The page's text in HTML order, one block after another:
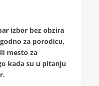
izbor bez obzira
za porodicu,
mesto za
kada su u pitanju